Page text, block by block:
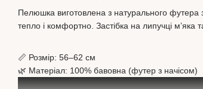
Пелюшка виготовлена з натурального
тепло і комфортно. Застібка на липучці
📏 Розмір: 56–62 см
🌿 Матеріал: 100% бавовна (футер з начісом)